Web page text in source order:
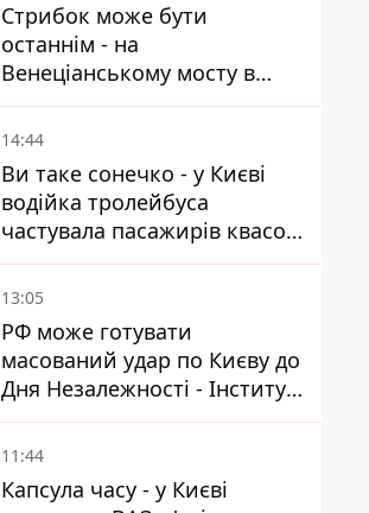
Стрибок може бути
останнім - на
Венеціанському мосту в
Гідропарку встановили
таблички для відчайдухів
14:44
Ви таке сонечко - у Києві
водійка тролейбуса
частувала пасажирів квасом
під час знеструмлення
мережі
13:05
РФ може готувати
масований удар по Києву до
Дня Незалежності - Інститут
вивчення війни
11:44
Капсула часу - у Києві